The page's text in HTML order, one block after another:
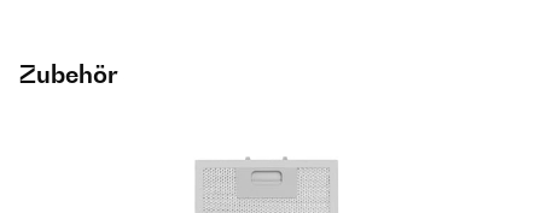
Zubehör